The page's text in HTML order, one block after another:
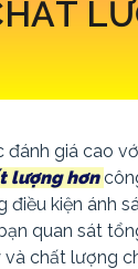
đánh giá cao
lượng hơn
kiện ánh
quan sát
và chất lượng